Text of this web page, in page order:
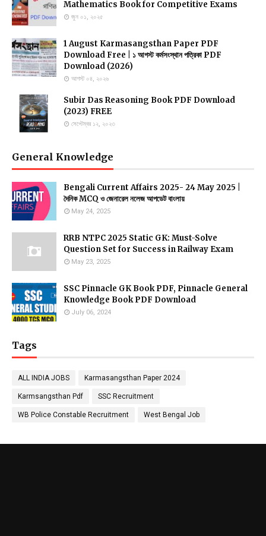
Mathematics Book for Competitive Exams
জুন ০১, ২০২৫
1 August Karmasangsthan Paper PDF
Download Free | ১ আগস্ট কর্মসংস্থান পত্রিকা PDF
Download (2026)
আগস্ট ০৪, ২০২৬
Subir Das Reasoning Book PDF Download
(2023) FREE
সেপ্টেম্বর ১২, ২০২৩
General Knowledge
Bengali Current Affairs 2025- 24 May 2025 |
দৈনিক MCQ ও জেনারেল নলেজ আপডেট বাংলায়
May 24, 2025
RRB NTPC 2025 Static GK: Must-Solve
Question Set for Success in Railway Exam
May 23, 2025
SSC Pinnacle GK Book PDF, Pinnacle General
Knowledge Book PDF Download
July 06, 2024
Tags
ALL INDIA JOBS Karmasangsthan Paper 2024
Karmsangsthan Pdf SSC Recruitment
WB Police Constable Recruitment West Bengal Job